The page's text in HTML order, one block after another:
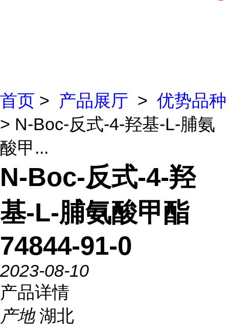
首页 > 产品展厅 > 优势品种
> N-Boc-反式-4-羟基-L-脯氨
酸甲...
N-Boc-反式-4-羟
基-L-脯氨酸甲酯
74844-91-0
2023-08-10
产品详情
产地 湖北